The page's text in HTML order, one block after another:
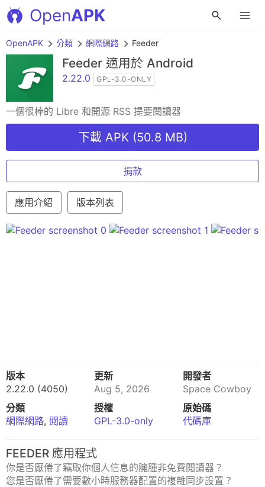
OpenAPK
OpenAPK 分類 網際網路 Feeder
Feeder 適用於 Android
2.22.0 GPL-3.0-ONLY
一個很棒的 Libre 和開源 RSS 提要閱讀器
下載 APK (50.8 MB)
捐款
應用介紹 版本列表
版本
2.22.0 (4050)
更新
Aug 5, 2026
開發者
Space Cowboy
分類
網際網路, 閱讀
授權
GPL-3.0-only
原始碼
代碼庫
FEEDER 應用程式
你是否厭倦了竊取你個人信息的臃腫非免費閱讀器？
您是否厭倦了需要數小時服務器配置的複雜同步設置？